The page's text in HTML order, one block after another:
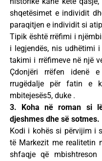
shqetësimet e individit
paraqitjen e individit si
Tipik është rrëfimi i
i legjendës, nis udhëtimi
takimi i rrëfimeve në një
Çdonjëri rrëfen idenë
rrugëdalje për fatin e
mbitejesës5, duke .
3. Koha në roman si
djeshmes dhe së sotmes.
Kodi i kohës si përvijim i
të Markezit me realitetin
shfaqje që